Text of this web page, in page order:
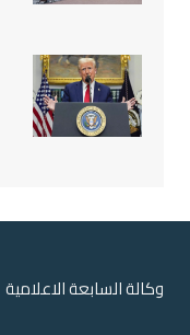
وكالة السابعة الاعلامية